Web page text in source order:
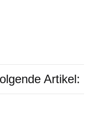
Artikel: